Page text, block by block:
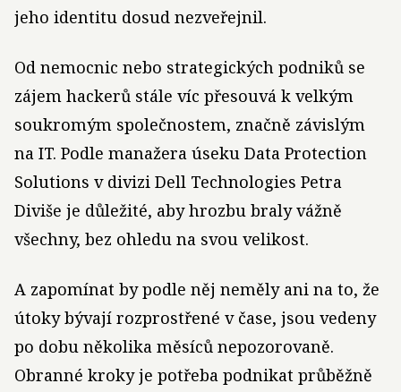
jeho identitu dosud nezveřejnil.
Od nemocnic nebo strategických podniků se
zájem hackerů stále víc přesouvá k velkým
soukromým společnostem, značně závislým
na IT. Podle manažera úseku Data Protection
Solutions v divizi Dell Technologies Petra
Diviše je důležité, aby hrozbu braly vážně
všechny, bez ohledu na svou velikost.
A zapomínat by podle něj neměly ani na to, že
útoky bývají rozprostřené v čase, jsou vedeny
po dobu několika měsíců nepozorovaně.
Obranné kroky je potřeba podnikat průběžně